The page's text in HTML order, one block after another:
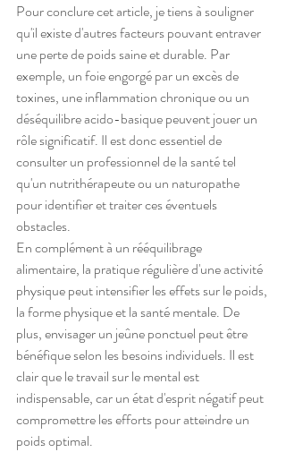
Pour conclure cet article, je tiens à souligner
qu'il existe d'autres facteurs pouvant entraver
une perte de poids saine et durable. Par
exemple, un foie engorgé par un excès de
toxines, une inflammation chronique ou un
déséquilibre acido-basique peuvent jouer un
rôle significatif. Il est donc essentiel de
consulter un professionnel de la santé tel
qu'un nutrithérapeute ou un naturopathe
pour identifier et traiter ces éventuels
obstacles.
En complément à un rééquilibrage
alimentaire, la pratique régulière d'une activité
physique peut intensifier les effets sur le poids,
la forme physique et la santé mentale. De
plus, envisager un jeûne ponctuel peut être
bénéfique selon les besoins individuels. Il est
clair que le travail sur le mental est
indispensable, car un état d'esprit négatif peut
compromettre les efforts pour atteindre un
poids optimal.